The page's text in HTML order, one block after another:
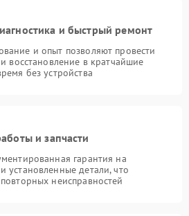
и быстрый ремонт
и опыт позволяют провести
восстановление в кратчайшие
без устройства
и запчасти
гарантия на
установленные детали, что
неисправностей